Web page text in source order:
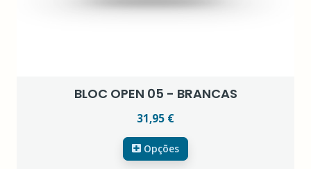
BLOC OPEN 05 - BRANCAS
31,95 €
Opções